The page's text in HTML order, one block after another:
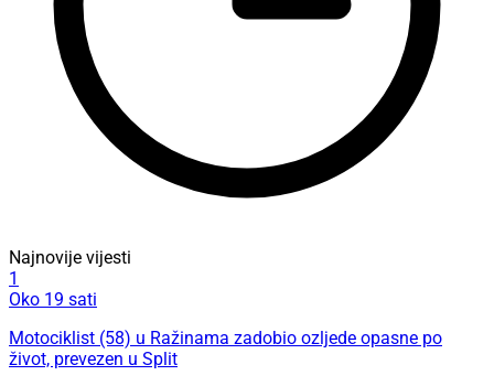
Najnovije vijesti
1
Oko 19 sati
Motociklist (58) u Ražinama zadobio ozljede opasne po
život, prevezen u Split